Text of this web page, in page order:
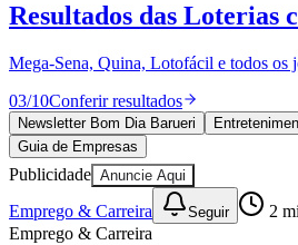
Anuncie no Portal
Cadastrar Empresa
Divulgar Vagas Novo
Publicidade Legal
Política
Eleições
Esportes
Saúde
Segurança
Cultura
Meio Ambiente
Resultados das Loterias
Mega-Sena, Quina, Lotofácil e todos os
03/10Conferir resultados
Newsletter Bom Dia Barueri
Guia de Empresas
Publicidade Anuncie Aqui
Emprego & Carreira Seguir 2
Emprego & Carreira